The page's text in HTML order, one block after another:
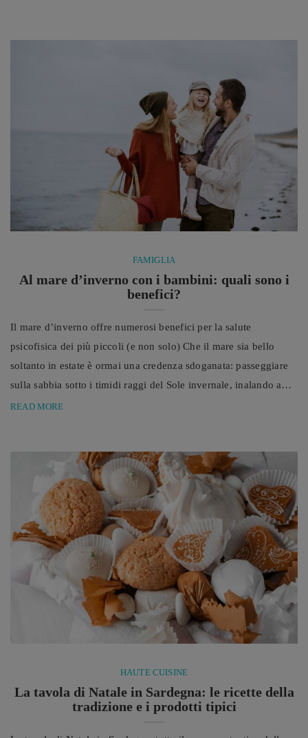
FAMIGLIA
Al mare d’inverno con i bambini: quali sono i
benefici?
Il mare d’inverno offre numerosi benefici per la salute
psicofisica dei più piccoli (e non solo) Che il mare sia bello
soltanto in estate è ormai una credenza sdoganata: passeggiare
sulla sabbia sotto i timidi raggi del Sole invernale, inalando a
pieni polmoni lo spray marino, è un vero e proprio toccasana
READ MORE
HAUTE CUISINE
La tavola di Natale in Sardegna: le ricette della
tradizione e i prodotti tipici